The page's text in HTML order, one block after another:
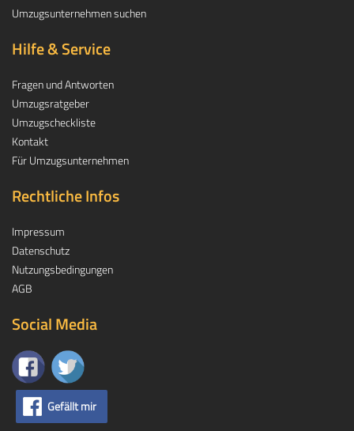
Umzugsunternehmen suchen
Hilfe & Service
Fragen und Antworten
Umzugsratgeber
Umzugscheckliste
Kontakt
Für Umzugsunternehmen
Rechtliche Infos
Impressum
Datenschutz
Nutzungsbedingungen
AGB
Social Media
Gefällt mir